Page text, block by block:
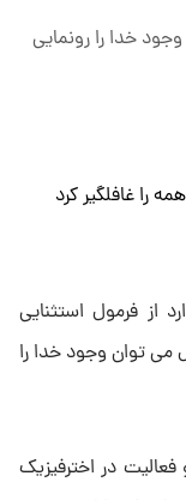
خدا را رونمایی
از فرمول استثنایی
می توان وجود خدا را
در اخترفیزیک